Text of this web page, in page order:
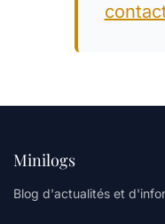
Minilogs
Blog d'actualités et